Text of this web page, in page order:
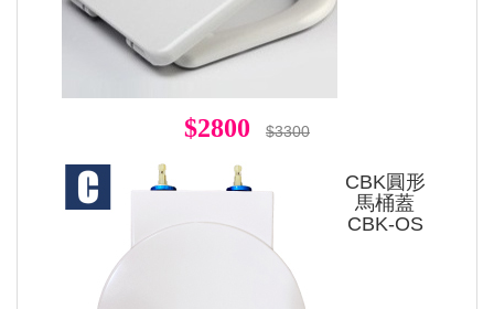
$2800 $3300
CBK圓形
馬桶蓋
CBK-OS